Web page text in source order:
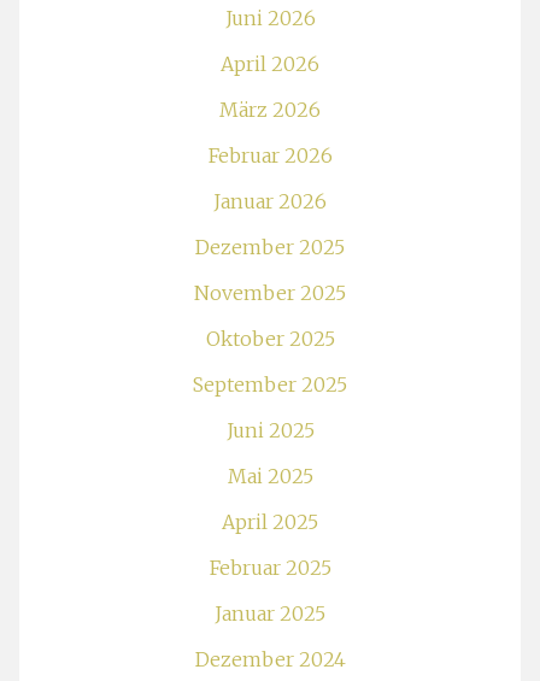
Juni 2026
April 2026
März 2026
Februar 2026
Januar 2026
Dezember 2025
November 2025
Oktober 2025
September 2025
Juni 2025
Mai 2025
April 2025
Februar 2025
Januar 2025
Dezember 2024